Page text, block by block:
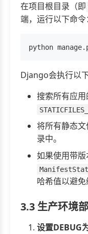
在项目根目录（即
端，运行以下命令：
Django会执行以下
搜索所有应用
将所有静态
录中。
如果使用带
哈希值以避免
3.3 生产环境
设置DEBUG